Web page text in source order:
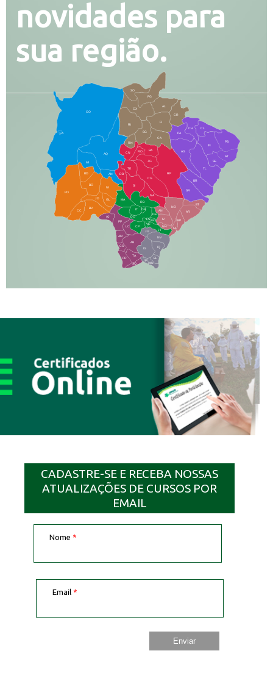
novidades para
sua região.
CO
AQ
MI
AN
CX
RI
AL
CR
FI
SG
BA
CA
PA
CH CL
PB
SE
TL
AG
BR
SR
BT
AR
RP
RO
JG
CG
SI
NA
TA
NH
JT
RB
MA
IT
DR
DO
CP
JU
NV
IQ
EL
BD
BO
NI
JD
PO
BV
CC
PP
AJ
LC
AM
AB
JP
DB
TE
CS
PR
TA
SQ
IG
MN
IN
NO
BP
RN
CN
GL
AN
IV
FS
VC
GD
DE
AT
PG
SO
LA
CADASTRE-SE E RECEBA NOSSAS
ATUALIZAÇÕES DE CURSOS POR
EMAIL
Nome *
Email *